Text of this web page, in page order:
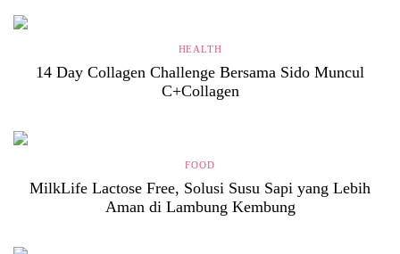
HEALTH
14 Day Collagen Challenge Bersama Sido Muncul
C+Collagen
FOOD
MilkLife Lactose Free, Solusi Susu Sapi yang Lebih
Aman di Lambung Kembung